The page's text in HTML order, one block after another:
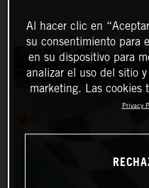
Al hacer clic en
su consentimiento para
en su dispositivo para
analizar el uso del sitio
marketing. Las cookies
Privacy